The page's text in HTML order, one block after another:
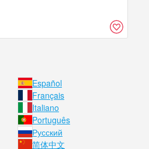
Español
Français
Italiano
Português
Русский
简体中文